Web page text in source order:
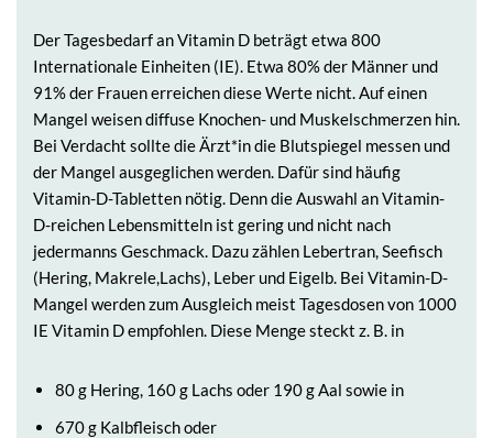
Der Tagesbedarf an Vitamin D beträgt etwa 800
Internationale Einheiten (IE). Etwa 80% der Männer und
91% der Frauen erreichen diese Werte nicht. Auf einen
Mangel weisen diffuse Knochen- und Muskelschmerzen hin.
Bei Verdacht sollte die Ärzt*in die Blutspiegel messen und
der Mangel ausgeglichen werden. Dafür sind häufig
Vitamin-D-Tabletten nötig. Denn die Auswahl an Vitamin-
D-reichen Lebensmitteln ist gering und nicht nach
jedermanns Geschmack. Dazu zählen Lebertran, Seefisch
(Hering, Makrele,Lachs), Leber und Eigelb. Bei Vitamin-D-
Mangel werden zum Ausgleich meist Tagesdosen von 1000
IE Vitamin D empfohlen. Diese Menge steckt z. B. in
80 g Hering, 160 g Lachs oder 190 g Aal sowie in
670 g Kalbfleisch oder